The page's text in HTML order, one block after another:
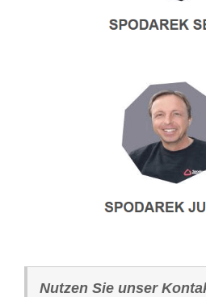
Nutzen Sie unser